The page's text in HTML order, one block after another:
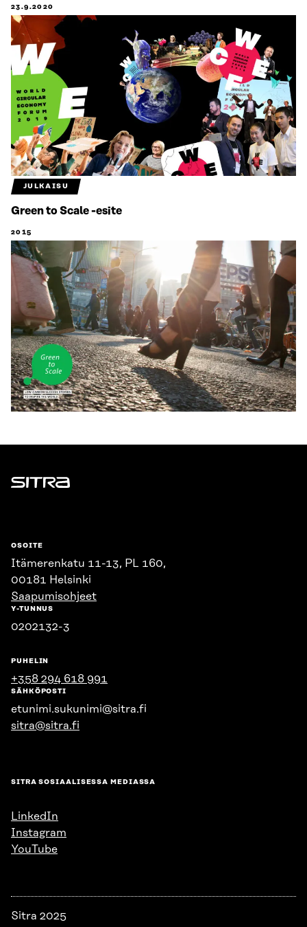
23.9.2020
JULKAISU
Green to Scale -esite
2015
Sitra
OSOITE
Itämerenkatu 11-13, PL 160,
00181 Helsinki
Saapumisohjeet
Y-TUNNUS
0202132-3
PUHELIN
+358 294 618 991
SÄHKÖPOSTI
etunimi.sukunimi@sitra.fi
sitra@sitra.fi
SITRA SOSIAALISESSA MEDIASSA
LinkedIn
Instagram
YouTube
Sitra 2025